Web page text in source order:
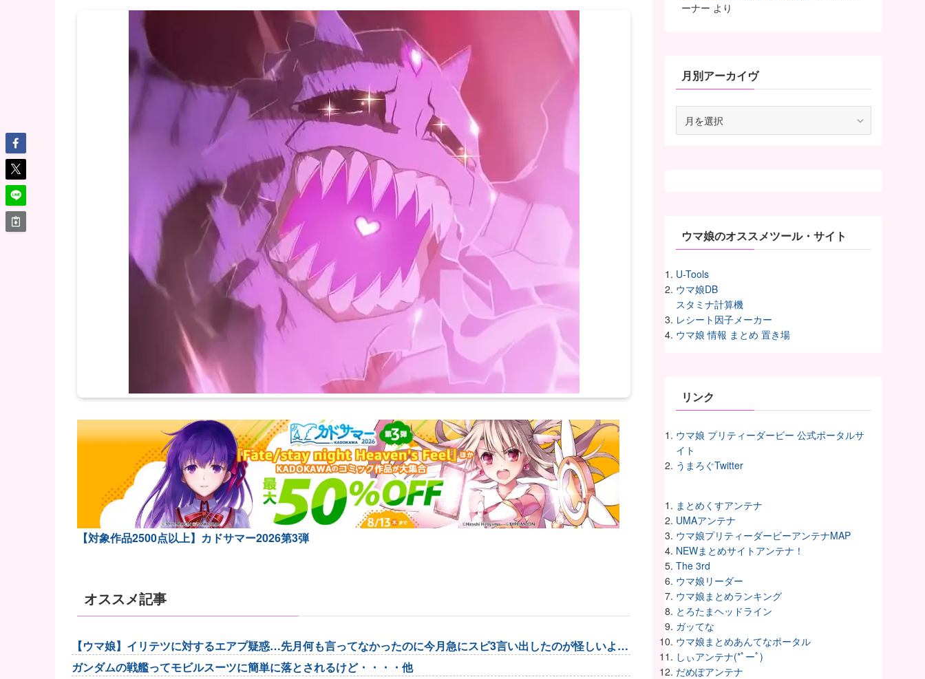
【対象作品2500点以上】カドサマー2026第3弾
オススメ記事
【ウマ娘】イリテツに対するエアプ疑惑…先月何も言ってなかったのに今月急にスピ3言い出したのが怪しいよ
な。他
ガンダムの戦艦ってモビルスーツに簡単に落とされるけど・・・・他
ーナー より
月別アーカイヴ
ウマ娘のオススメツール・サイト
U-Tools
ウマ娘DB
スタミナ計算機
レシート因子メーカー
ウマ娘 情報 まとめ 置き場
リンク
ウマ娘 プリティーダービー 公式ポータルサ
イト
うまろぐTwitter
まとめくすアンテナ
UMAアンテナ
ウマ娘プリティーダービーアンテナMAP
NEWまとめサイトアンテナ！
The 3rd
ウマ娘リーダー
ウマ娘まとめランキング
とろたまヘッドライン
ガッてな
ウマ娘まとめあんてなポータル
しぃアンテナ(*ﾟーﾟ)
だめぽアンテナ